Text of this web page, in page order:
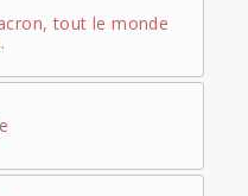
tout le monde